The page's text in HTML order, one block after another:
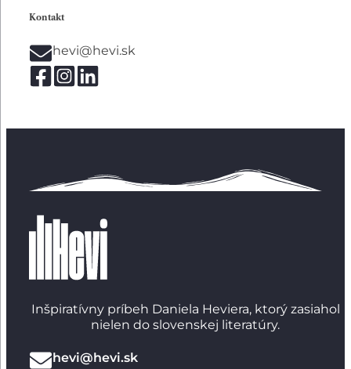
Kontakt
hevi@hevi.sk
Inšpiratívny príbeh Daniela Heviera, ktorý zasiahol
nielen do slovenskej literatúry.
hevi@hevi.sk